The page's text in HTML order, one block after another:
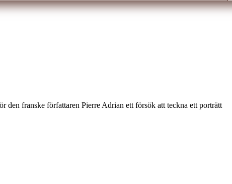
den franske författaren Pierre Adrian ett försök att teckna ett porträtt